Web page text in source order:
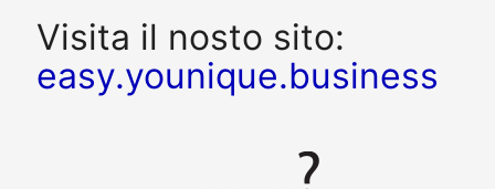
Visita il nosto sito:
easy.younique.business